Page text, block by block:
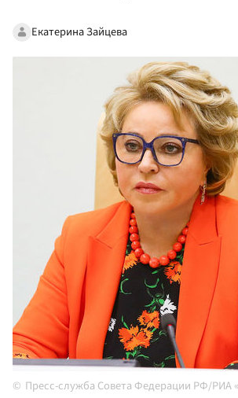
Екатерина Зайцева
Пресс-служба Совета Федерации РФ/РИА